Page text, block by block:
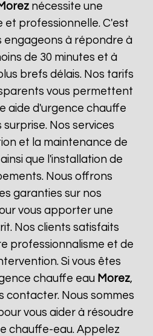
nécessite une
et professionnelle. C'est
engageons à répondre à
de 30 minutes et à
brefs délais. Nos tarifs
vous permettent
aide d'urgence chauffe
Nos services
et la maintenance de
que l'installation de
Nous offrons
garanties sur nos
vous apporter une
Nos clients satisfaits
professionnalisme et de
Si vous êtes
chauffe eau Morez,
contacter. Nous sommes
vous aider à résoudre
chauffe-eau. Appelez